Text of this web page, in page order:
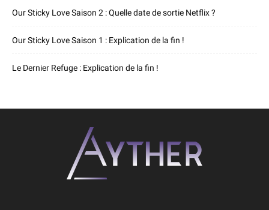
Our Sticky Love Saison 2 : Quelle date de sortie Netflix ?
Our Sticky Love Saison 1 : Explication de la fin !
Le Dernier Refuge : Explication de la fin !